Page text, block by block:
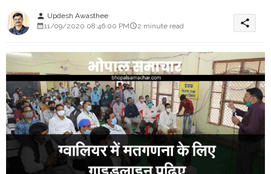
person Updesh Awasthee
11/09/2020 08:46:00 PM
2 minute read share